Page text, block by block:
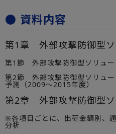
● 資料内容
第1章 外部攻撃防御型
第1節 外部攻撃防御型ソリュー
第2節 外部攻撃防御型ソリュー
予測（2009～2015年度）
第2章 外部攻撃防御型
※各項目ごとに、出荷金額別、
分析